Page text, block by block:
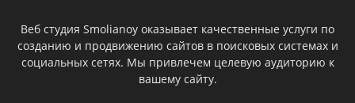
Веб студия Smolianoy оказывает качественные услуги по
созданию и продвижению сайтов в поисковых системах и
социальных сетях. Мы привлечем целевую аудиторию к
вашему сайту.